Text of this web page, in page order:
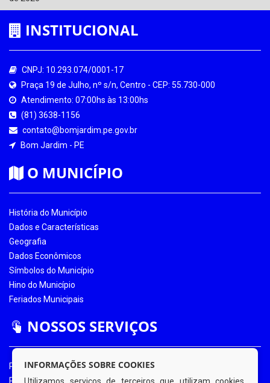
INSTITUCIONAL
CNPJ: 10.293.074/0001-17
Praça 19 de Julho, nº s/n, Centro - CEP: 55.730-000
Atendimento: 07:00hs às 13:00hs
(81) 3638-1156
contato@bomjardim.pe.gov.br
Bom Jardim - PE
O MUNICÍPIO
História do Município
Dados e Características
Geografia
Dados Econômicos
Símbolos do Município
Hino do Município
Feriados Municipais
NOSSOS SERVIÇOS
Portal da Transparência
Portal da Transparência COVID-19
INFORMAÇÕES SOBRE COOKIES